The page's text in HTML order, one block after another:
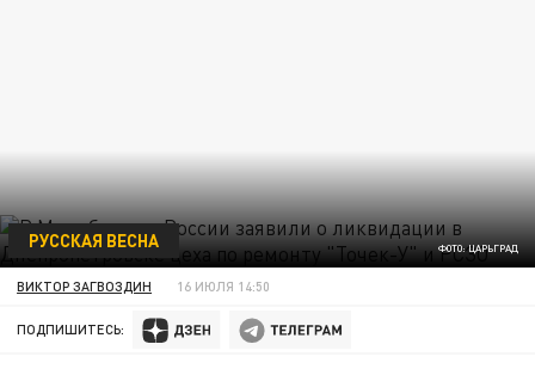
ФОТО: ЦАРЬГРАД
РУССКАЯ ВЕСНА
ВИКТОР ЗАГВОЗДИН 16 ИЮЛЯ 14:50
ПОДПИШИТЕСЬ: